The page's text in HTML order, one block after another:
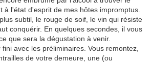
à l'état d'esprit de mes hôtes impromptus.
subtil, le rouge de soif, le vin qui résiste
conquérir. En quelques secondes, il vous
que sera la dégustation à venir.
avec les préliminaires. Vous remontez,
de votre demeure, une (ou